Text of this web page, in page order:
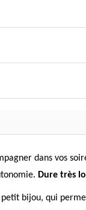
dans vos
Dure très
bijou, qui